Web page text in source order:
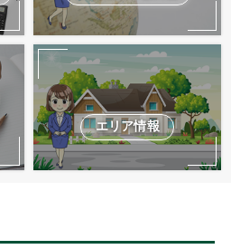
エリア情報